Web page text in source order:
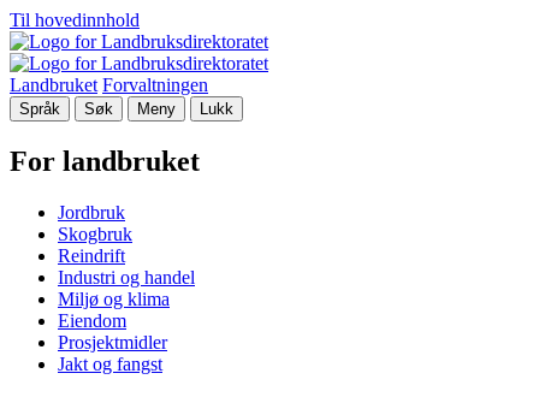
Til hovedinnhold
Landbruket Forvaltningen
Språk Søk Meny Lukk
For landbruket
Jordbruk
Skogbruk
Reindrift
Industri og handel
Miljø og klima
Eiendom
Prosjektmidler
Jakt og fangst